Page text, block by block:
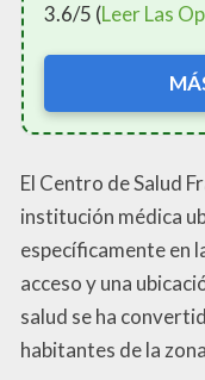
3.6/5 (Leer Las
El Centro de Salud
institución médica
específicamente en
acceso y una
salud se ha
habitantes de la